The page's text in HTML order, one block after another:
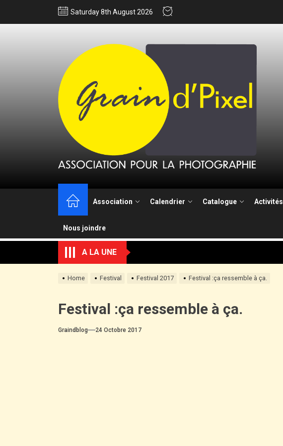
Saturday 8th August 2026
Association Calendrier Catalogue Activités
Nous joindre
A LA UNE
Home Festival Festival 2017 Festival :ça ressemble à ça.
Festival :ça ressemble à ça.
Graindblog 24 Octobre 2017